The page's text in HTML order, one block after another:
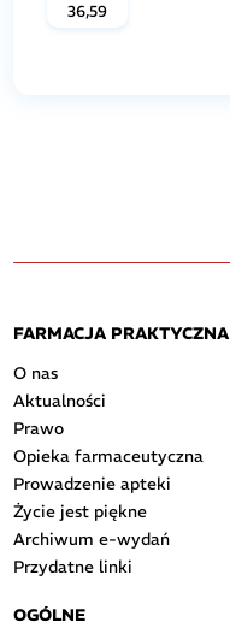
36,59
FARMACJA PRAKTYCZNA
O nas
Aktualności
Prawo
Opieka farmaceutyczna
Prowadzenie apteki
Życie jest piękne
Archiwum e-wydań
Przydatne linki
OGÓLNE